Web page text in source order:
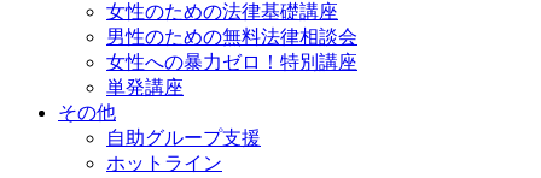
女性のための法律基礎講座
男性のための無料法律相談会
女性への暴力ゼロ！特別講座
単発講座
その他
自助グループ支援
ホットライン